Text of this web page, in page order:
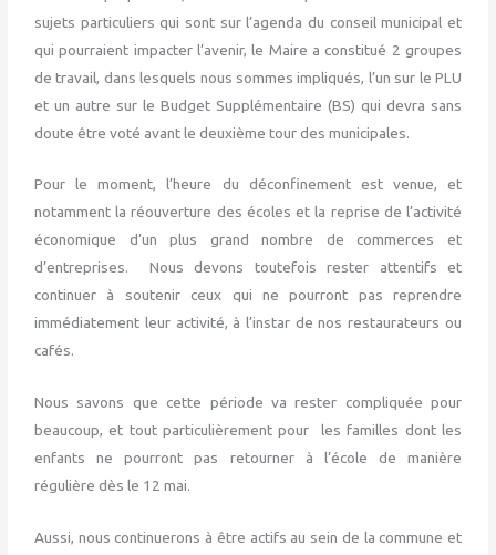
sujets particuliers qui sont sur l’agenda du conseil municipal et
qui pourraient impacter l’avenir, le Maire a constitué 2 groupes
de travail, dans lesquels nous sommes impliqués, l’un sur le PLU
et un autre sur le Budget Supplémentaire (BS) qui devra sans
doute être voté avant le deuxième tour des municipales.
Pour le moment, l’heure du déconfinement est venue, et
notamment la réouverture des écoles et la reprise de l’activité
économique d’un plus grand nombre de commerces et
d’entreprises. Nous devons toutefois rester attentifs et
continuer à soutenir ceux qui ne pourront pas reprendre
immédiatement leur activité, à l’instar de nos restaurateurs ou
cafés.
Nous savons que cette période va rester compliquée pour
beaucoup, et tout particulièrement pour les familles dont les
enfants ne pourront pas retourner à l’école de manière
régulière dès le 12 mai.
Aussi, nous continuerons à être actifs au sein de la commune et